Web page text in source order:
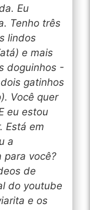
Eu
Tenho três
lindos
e mais
doguinhos -
gatinhos
Você quer
eu estou
Está em
a
para você?
de
do youtube
e os